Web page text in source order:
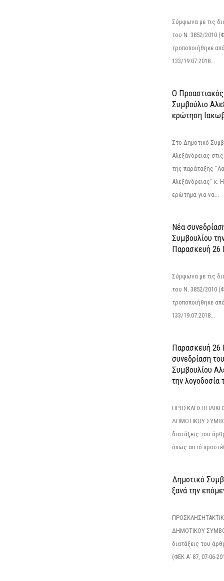
Σύμφωνα με τις
του Ν. 3852/2010
τροποποιήθηκε
133/19.07.2018...
Ο
Συμβούλιο
ερώτηση
Στο Δημοτικό
Αλεξάνδρειας
της παράταξης
Αλεξάνδρειας" κ.
ερώτημα για να...
Νέα
Συμβουλίου
Παρασκευή 26
Σύμφωνα με τις
του Ν. 3852/2010
τροποποιήθηκε
133/19.07.2018...
Παρασκευή 26
συνεδρίαση
Συμβουλίου
την λογοδοσία
ΔΗΜΟΤΙΚΟΥ
διατάξεις του
όπως αυτό
Δημοτικό
ξανά την
ΔΗΜΟΤΙΚΟΥ
διατάξεις του
(ΦΕΚ Α’ 87, 07-06-